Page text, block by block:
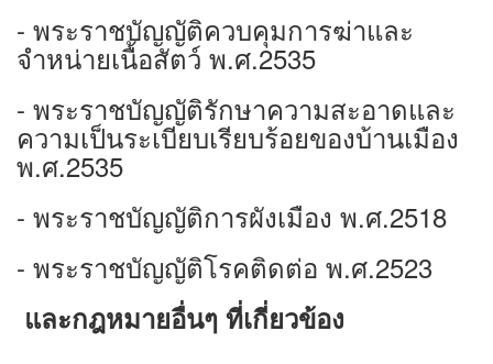
- พระราชบัญญัติควบคุมการฆ่าและ
จำหน่ายเนื้อสัตว์ พ.ศ.2535
- พระราชบัญญัติรักษาความสะอาดและ
ความเป็นระเบียบเรียบร้อยของบ้านเมือง
พ.ศ.2535
- พระราชบัญญัติการผังเมือง พ.ศ.2518
- พระราชบัญญัติโรคติดต่อ พ.ศ.2523
และกฎหมายอื่นๆ ที่เกี่ยวข้อง